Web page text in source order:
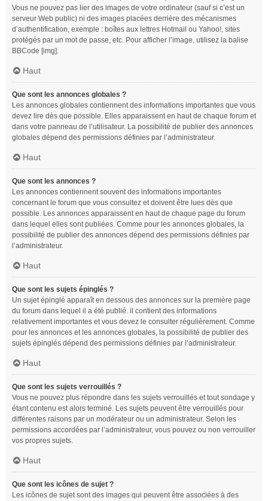
Vous ne pouvez pas lier des images de votre ordinateur (sauf si c’est un
serveur Web public) ni des images placées derrière des mécanismes
d’authentification, exemple : boîtes aux lettres Hotmail ou Yahoo!, sites
protégés par un mot de passe, etc. Pour afficher l’image, utilisez la balise
BBCode [img].
Haut
Que sont les annonces globales ?
Les annonces globales contiennent des informations importantes que vous
devez lire dès que possible. Elles apparaissent en haut de chaque forum et
dans votre panneau de l’utilisateur. La possibilité de publier des annonces
globales dépend des permissions définies par l’administrateur.
Haut
Que sont les annonces ?
Les annonces contiennent souvent des informations importantes
concernant le forum que vous consultez et doivent être lues dès que
possible. Les annonces apparaissent en haut de chaque page du forum
dans lequel elles sont publiées. Comme pour les annonces globales, la
possibilité de publier des annonces dépend des permissions définies par
l’administrateur.
Haut
Que sont les sujets épinglés ?
Un sujet épinglé apparaît en dessous des annonces sur la première page
du forum dans lequel il a été publié. il contient des informations
relativement importantes et vous devez le consulter régulièrement. Comme
pour les annonces et les annonces globales, la possibilité de publier des
sujets épinglés dépend des permissions définies par l’administrateur.
Haut
Que sont les sujets verrouillés ?
Vous ne pouvez plus répondre dans les sujets verrouillés et tout sondage y
étant contenu est alors terminé. Les sujets peuvent être verrouillés pour
différentes raisons par un modérateur ou un administrateur. Selon les
permissions accordées par l’administrateur, vous pouvez ou non verrouiller
vos propres sujets.
Haut
Que sont les icônes de sujet ?
Les icônes de sujet sont des images qui peuvent être associées à des